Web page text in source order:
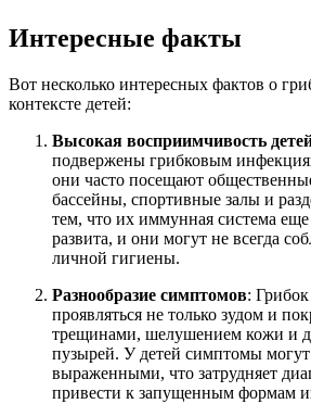
Интересные факты
Вот несколько интересных фактов о
контексте детей:
Высокая восприимчивость
подвержены грибковым
они часто посещают
бассейны, спортивные залы и
тем, что их иммунная система
развита, и они могут не всегда
личной гигиены.
Разнообразие симптомов:
проявляться не только зудом и
трещинами, шелушением кожи и
пузырей. У детей симптомы
выраженными, что затрудняет
привести к запущенным формам